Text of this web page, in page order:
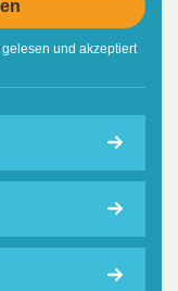
gelesen und akzeptiert